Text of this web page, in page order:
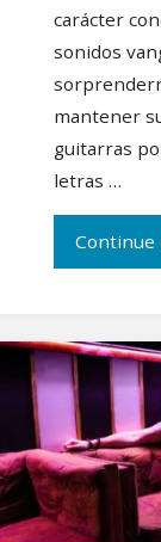
carácter
sonidos
mantener
guitarras
letras …
Continue